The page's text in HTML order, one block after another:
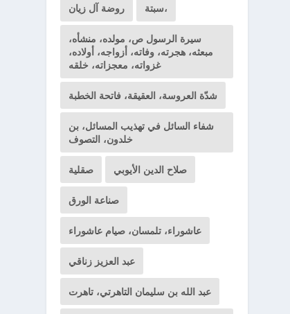
روضة آل زيان سبتة،
سيرة الرسول ص، مولده، منشأه،
مبعثه، هجرته، وفاته، أزواجه، أولاده،
غزواته، معجزاته، خلقه
شدّة العروسة، العقيقة، فاتحة الخطبة
شفاء السائل في تهذيب المسائل، بن
خلدون، التصوف
صقلية صلاح الدين الأيوبي
صناعة الورق
عاشوراء، تلمسان، صيام عاشوراء
عبد العزيز زناقي
عبد الله بن سليمان التاهرتي، تاهرت